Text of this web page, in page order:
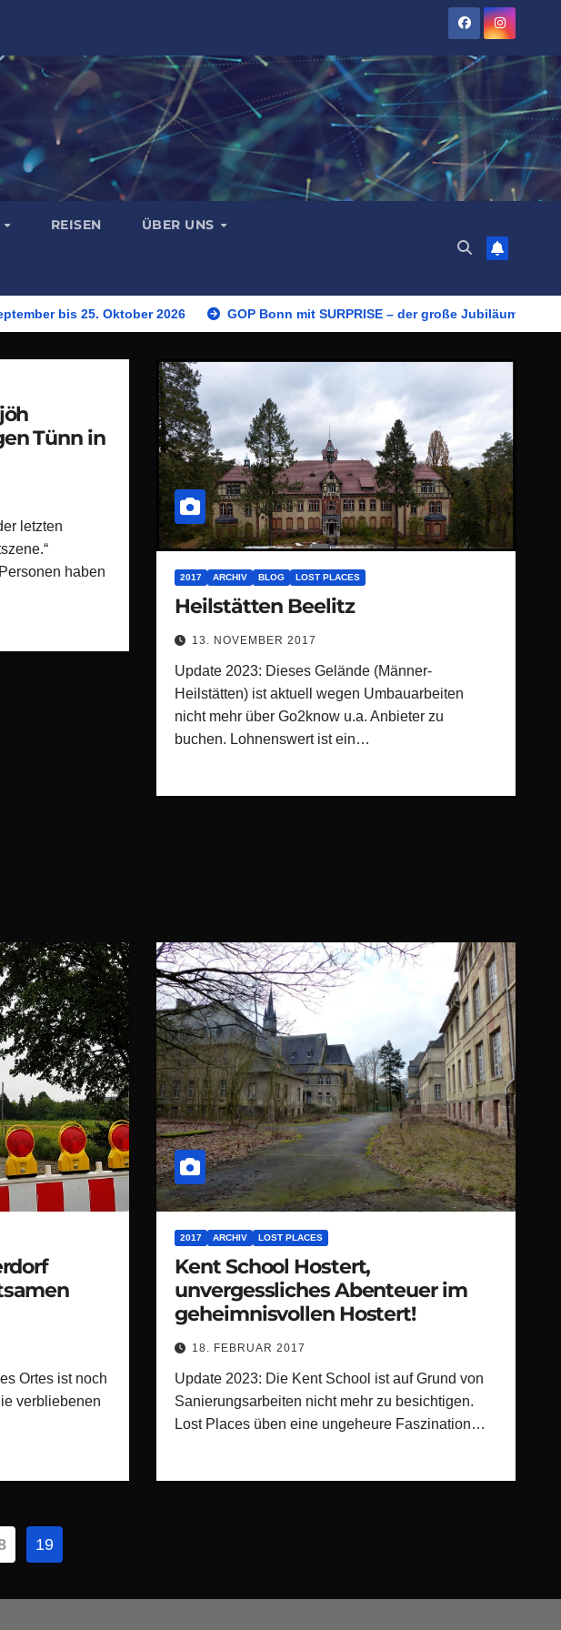
REISEN ÜBER UNS
bis 25. Oktober 2026 GOP Bonn mit SURPRISE – der große
Tünn in
letzten
haben
2017 ARCHIV BLOG LOST PLACES
Heilstätten Beelitz
13. NOVEMBER 2017
Update 2023: Dieses Gelände (Männer-
Heilstätten) ist aktuell wegen Umbauarbeiten
nicht mehr über Go2know u.a. Anbieter zu
buchen. Lohnenswert ist ein…
Ortes ist noch
verbliebenen
2017 ARCHIV LOST PLACES
Kent School Hostert,
unvergessliches Abenteuer im
geheimnisvollen Hostert!
18. FEBRUAR 2017
Update 2023: Die Kent School ist auf Grund von
Sanierungsarbeiten nicht mehr zu besichtigen.
Lost Places üben eine ungeheure Faszination…
19